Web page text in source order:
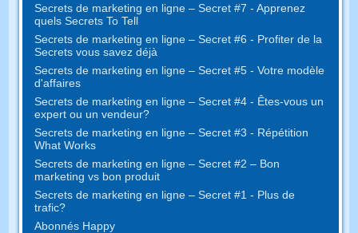
Secrets de marketing en ligne – Secret #7 - Apprenez
quels Secrets To Tell
Secrets de marketing en ligne – Secret #6 - Profiter de la
Secrets vous savez déjà
Secrets de marketing en ligne – Secret #5 - Votre modèle
d'affaires
Secrets de marketing en ligne – Secret #4 - Êtes-vous un
expert ou un vendeur?
Secrets de marketing en ligne – Secret #3 - Répétition
What Works
Secrets de marketing en ligne – Secret #2 – Bon
marketing vs bon produit
Secrets de marketing en ligne – Secret #1 - Plus de
trafic?
Abonnés Happy